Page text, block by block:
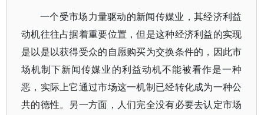
一个受市场力量驱动的新闻传媒业，其经济利益
动机往往占据着重要位置，但是这种经济利益的实现
是以是以获得受众的自愿购买为交换条件的，因此市
场机制下新闻传媒业的利益动机不能被看作是一种
恶，实际上它通过市场这一机制已经转化成为一种公
共的德性。另一方面，人们完全没有必要去认定市场